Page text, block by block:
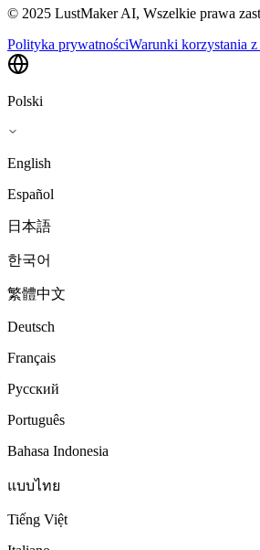
© 2025 LustMaker AI, Wszelkie prawa
Polityka prywatnościWarunki korzystania z
Polski
English
Español
日本語
한국어
繁體中文
Deutsch
Français
Русский
Português
Bahasa Indonesia
แบบไทย
Tiếng Việt